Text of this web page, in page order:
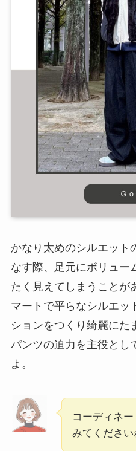
かなり太めのシルエット
なす際、足元にボリュー
たく見えてしまうことが
マートで平らなシルエッ
ションをつくり綺麗にた
パンツの迫力を主役とし
よ。
コーディネ
みてください